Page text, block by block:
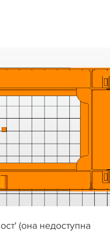
(она недоступна